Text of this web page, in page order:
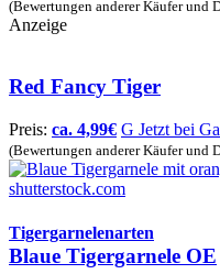
(Bewertungen anderer Käufer und
Anzeige
Red Fancy Tiger
Preis: ca. 4,99€ G Jetzt bei
(Bewertungen anderer Käufer und
shutterstock.com
Tigergarnelenarten
Blaue Tigergarnele OE